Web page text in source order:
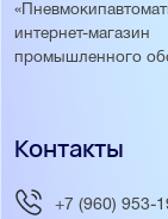
интернет-магазин
промышленного
Контакты
+7 (960) 953-